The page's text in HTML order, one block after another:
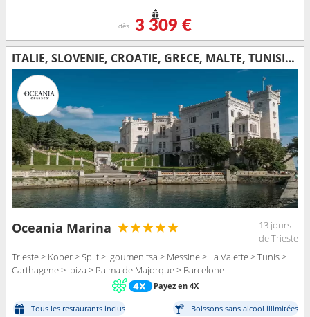
dès 3 309 €
ITALIE, SLOVÉNIE, CROATIE, GRÈCE, MALTE, TUNISIE, IBIZA, MAJORQUE, ESPAGNE
Oceania Marina
13 jours
de Trieste
Trieste > Koper > Split > Igoumenitsa > Messine > La Valette > Tunis >
Carthagene > Ibiza > Palma de Majorque > Barcelone
Payez en 4X
Tous les restaurants inclus
Boissons sans alcool illimitées